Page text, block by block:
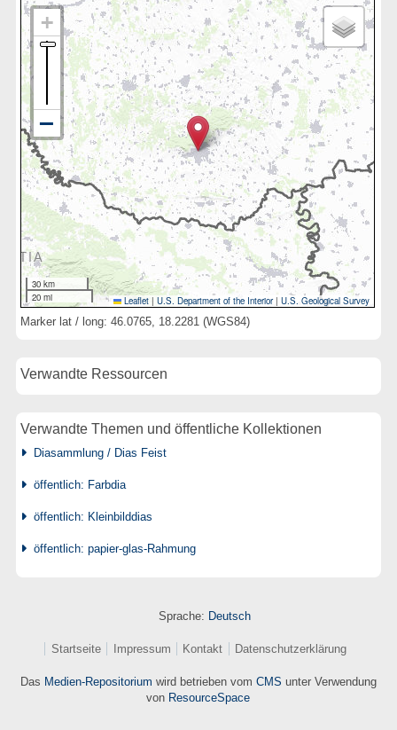
30 km
20 mi
Leaflet | U.S. Department of the Interior|U.S. Geological Survey
Marker lat / long: 46.0765, 18.2281 (WGS84)
Verwandte Ressourcen
Verwandte Themen und öffentliche Kollektionen
Diasammlung / Dias Feist
öffentlich: Farbdia
öffentlich: Kleinbilddias
öffentlich: papier-glas-Rahmung
Sprache: Deutsch
Startseite Impressum Kontakt Datenschutzerklärung
Das Medien-Repositorium wird betrieben vom CMS unter Verwendung
von ResourceSpace